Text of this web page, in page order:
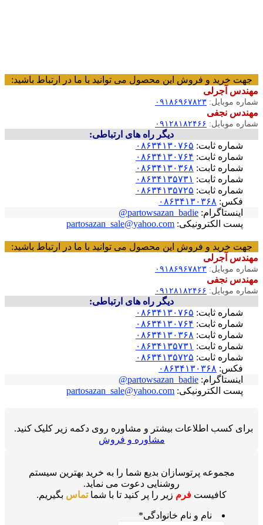
جهت خرید و فروش این محصول می توانید با ما در ارتباط باشید:
مهندس آجرلی
شماره موبایل: ۰۹۱۸۶۹۶۷۸۲۳
مهندس نجفی
شماره موبایل: ۰۹۱۲۸۱۸۲۴۶۶
دیگر راه های ارتباطی:
شماره ثابت: ۰۸۶۳۴۱۳۰۷۶۵
شماره ثابت: ۰۸۶۳۴۱۳۰۷۶۴
شماره ثابت: ۰۸۶۳۴۱۳۰۳۶۸
شماره ثابت: ۰۸۶۳۴۱۳۵۷۳۱
شماره ثابت: ۰۸۶۳۴۱۳۵۷۲۵
فکس: ۰۸۶۳۴۱۳۰۳۶۸
اینستاگرام: partowsazan_badie@
پست الکترونیکی: partosazan_sale@yahoo.com
جهت خرید و فروش این محصول می توانید با ما در ارتباط باشید:
مهندس آجرلی
شماره موبایل: ۰۹۱۸۶۹۶۷۸۲۳
مهندس نجفی
شماره موبایل: ۰۹۱۲۸۱۸۲۴۶۶
دیگر راه های ارتباطی:
شماره ثابت: ۰۸۶۳۴۱۳۰۷۶۵
شماره ثابت: ۰۸۶۳۴۱۳۰۷۶۴
شماره ثابت: ۰۸۶۳۴۱۳۰۳۶۸
شماره ثابت: ۰۸۶۳۴۱۳۵۷۳۱
شماره ثابت: ۰۸۶۳۴۱۳۵۷۲۵
فکس: ۰۸۶۳۴۱۳۰۳۶۸
اینستاگرام: partowsazan_badie@
پست الکترونیکی: partosazan_sale@yahoo.com
برای کسب اطلاعات بیشتر و مشاوره روی دکمه زیر کلیک کنید.
مشاوره و فروش
مجموعه پرتوسازان بدیع شما را به خرید بهترین سیستم
روشنایی دعوت می نماید.
کافیست فرم زیر را پر کنید تا با شماتماس بگیریم.
نام و نام خانوادگی*